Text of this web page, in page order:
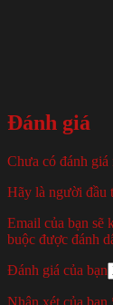
Đánh giá
Chưa có đánh giá
Hãy là người đầu
Email của bạn sẽ
buộc được đánh
Đánh giá của bạn
Nhận xét của bạn